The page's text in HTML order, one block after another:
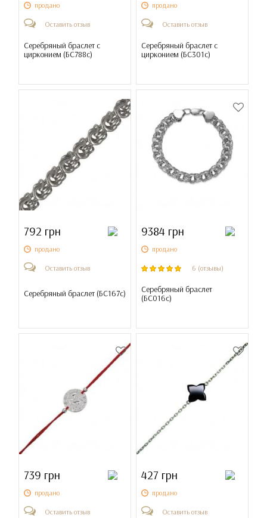
продано
Оставить отзыв
Серебряный браслет с
цирконием (БС788с)
продано
Оставить отзыв
Серебряный браслет с
цирконием (БС301с)
792 грн
продано
Оставить отзыв
Серебряный браслет (БС167с)
9384 грн
продано
6 (отзывы)
Серебряный браслет
(БС016с)
739 грн
продано
Оставить отзыв
427 грн
продано
Оставить отзыв